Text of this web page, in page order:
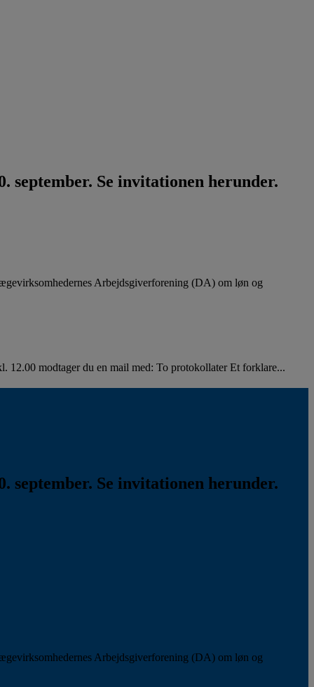
september. Se invitationen herunder.
Arbejdsgiverforening (DA) om løn og
12.00 modtager du en mail med: To protokollater Et forklare...
september. Se invitationen herunder.
Arbejdsgiverforening (DA) om løn og